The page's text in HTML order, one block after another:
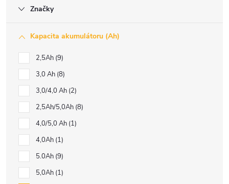
Značky
Kapacita akumulátoru (Ah)
2,5Ah 9
3,0 Ah 8
3,0/4,0 Ah 2
2,5Ah/5,0Ah 8
4,0/5,0 Ah 1
4,0Ah 1
5.0Ah 9
5,0Ah 1